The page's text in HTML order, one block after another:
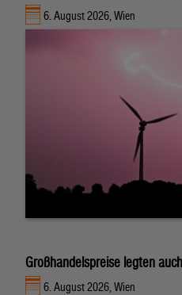
6. August 2026, Wien
Großhandelspreise legten
6. August 2026, Wien